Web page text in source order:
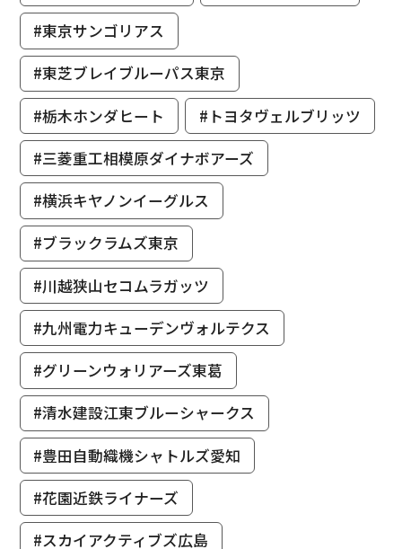
#東京サンゴリアス
#東芝ブレイブルーパス東京
#栃木ホンダヒート
#トヨタヴェルブリッツ
#三菱重工相模原ダイナボアーズ
#横浜キヤノンイーグルス
#ブラックラムズ東京
#川越狭山セコムラガッツ
#九州電力キューデンヴォルテクス
#グリーンウォリアーズ東葛
#清水建設江東ブルーシャークス
#豊田自動織機シャトルズ愛知
#花園近鉄ライナーズ
#スカイアクティブズ広島